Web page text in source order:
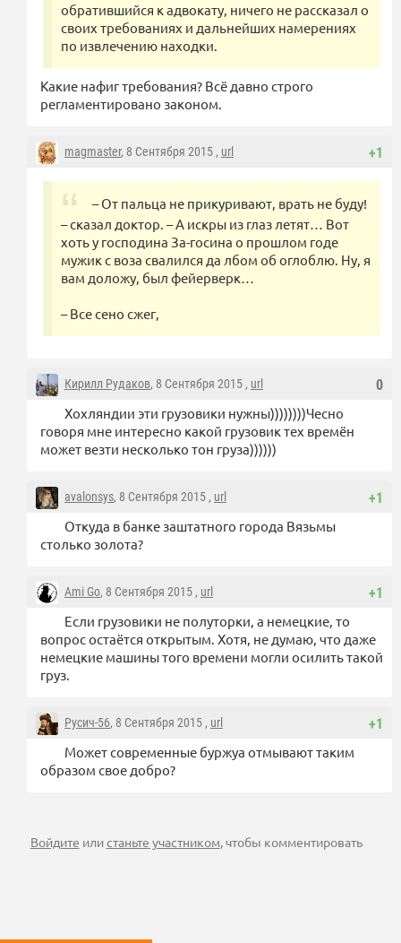
обратившийся к адвокату, ничего не рассказал о
своих требованиях и дальнейших намерениях
по извлечению находки.
Какие нафиг требования? Всё давно строго
регламентировано законом.
+1
magmaster, 8 Сентября 2015 , url
– От пальца не прикуривают, врать не буду!
– сказал доктор. – А искры из глаз летят… Вот
хоть у господина За-госина о прошлом годе
мужик с воза свалился да лбом об оглоблю. Ну, я
вам доложу, был фейерверк…
– Все сено сжег,
0
Кирилл Рудаков, 8 Сентября 2015 , url
Хохляндии эти грузовики нужны))))))))Чесно
говоря мне интересно какой грузовик тех времён
может везти несколько тон груза))))))
+1
avalonsys, 8 Сентября 2015 , url
Откуда в банке заштатного города Вязьмы
столько золота?
+1
Ami Go, 8 Сентября 2015 , url
Если грузовики не полуторки, а немецкие, то
вопрос остаётся открытым. Хотя, не думаю, что даже
немецкие машины того времени могли осилить такой
груз.
+1
Русич-56, 8 Сентября 2015 , url
Может современные буржуа отмывают таким
образом свое добро?
Войдите илистаньте участником, чтобы комментировать